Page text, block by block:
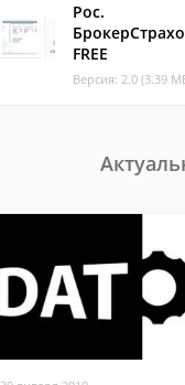
Рос.
FREE
Версия: 2.0 (3.39